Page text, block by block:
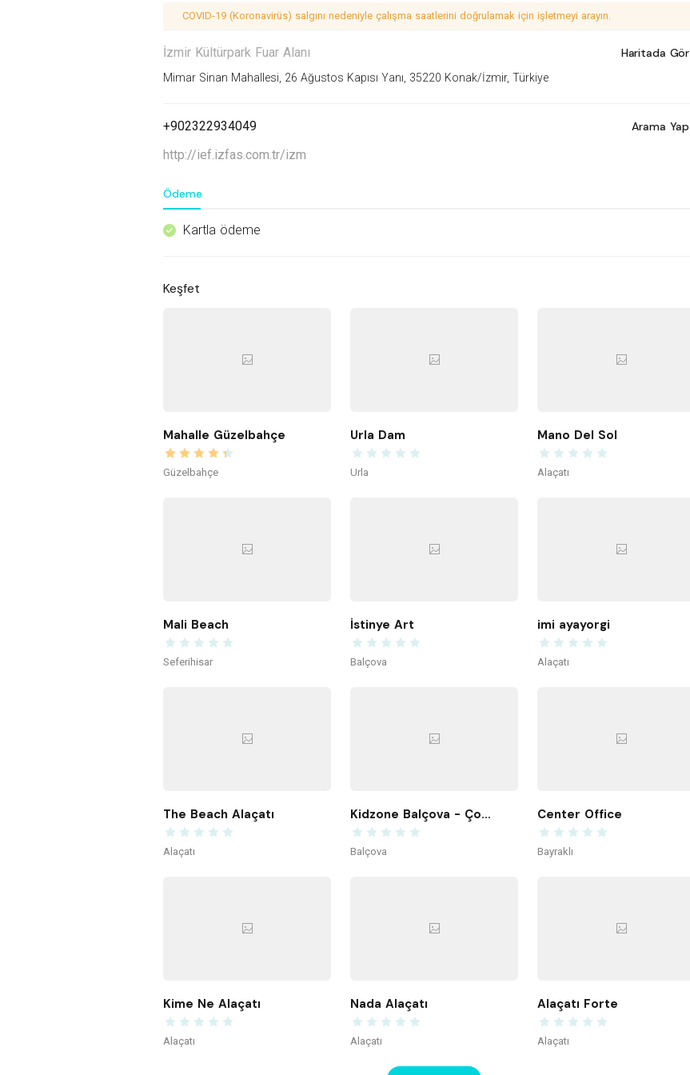
COVID-19 (Koronavirüs) salgını nedeniyle çalışma saatlerini doğrulamak için işletmeyi arayın.
İzmir Kültürpark Fuar Alanı Haritada Gör
Mimar Sinan Mahallesi, 26 Ağustos Kapısı Yanı, 35220 Konak/İzmir, Türkiye
+902322934049 Arama Yap
http://ief.izfas.com.tr/izm
Ödeme
^ Kartla ödeme
Keşfet
Mahalle Güzelbahçe
Güzelbahçe
Urla Dam
Urla
Mano Del Sol
Alaçatı
Mali Beach
Seferihisar
İstinye Art
Balçova
imi ayayorgi
Alaçatı
The Beach Alaçatı
Alaçatı
Kidzone Balçova - Çocuk Gelişim ve Aktivite Merkezi
Balçova
Center Office
Bayraklı
Kime Ne Alaçatı
Alaçatı
Nada Alaçatı
Alaçatı
Alaçatı Forte
Alaçatı